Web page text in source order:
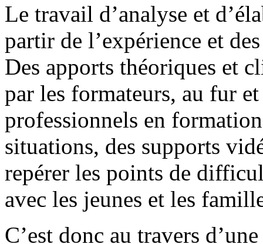
Le travail d’analyse et
partir de l’expérience et
Des apports théoriques et
par les formateurs, au fur
professionnels en
situations, des supports
repérer les points de
avec les jeunes et les
C’est donc au travers